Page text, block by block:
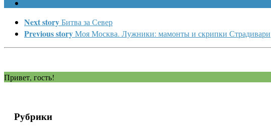
Next storyБитва за Север
Previous storyМоя Москва. Лужники: мамонты и скрипки Страдивари
Привет, гость!
Рубрики